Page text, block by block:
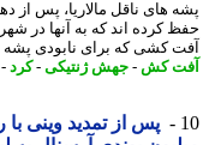
های ناقل مالاریا، پس از
کرده اند که به آنها در
کشی که برای نابودی پشه ها
کش-جهش ژنتیکی-کرد-پشه